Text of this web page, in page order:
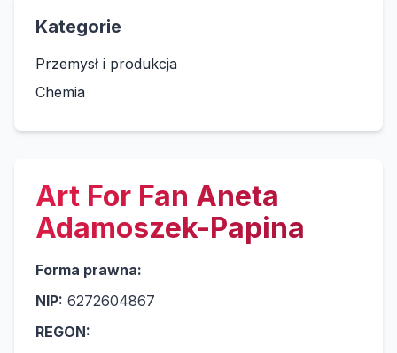
Kategorie
Przemysł i produkcja
Chemia
Art For Fan Aneta
Adamoszek-Papina
Forma prawna:
NIP: 6272604867
REGON: